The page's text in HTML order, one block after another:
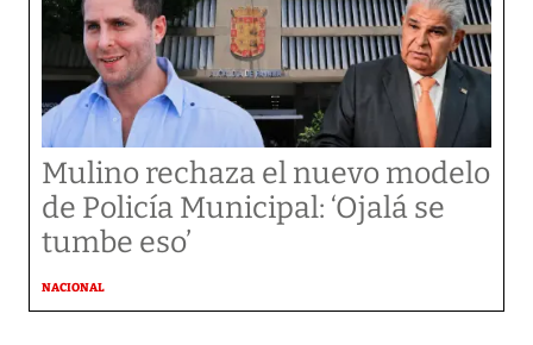
Mulino rechaza el nuevo modelo
de Policía Municipal: ‘Ojalá se
tumbe eso’
NACIONAL